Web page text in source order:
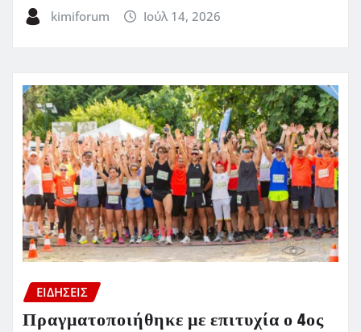
kimiforum Ιούλ 14, 2026
ΕΙΔΗΣΕΙΣ
Πραγματοποιήθηκε με επιτυχία ο 4ος